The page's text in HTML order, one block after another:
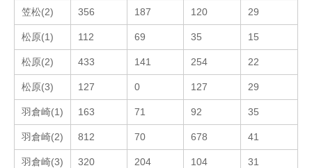
笠松(2) 356 187 120 29
松原(1) 112 69 35 15
松原(2) 433 141 254 22
松原(3) 127 0 127 29
羽倉崎(1) 163 71 92 35
羽倉崎(2) 812 70 678 41
羽倉崎(3) 320 204 104 31